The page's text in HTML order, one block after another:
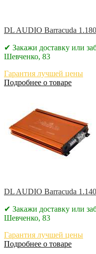
DL AUDIO Barracuda
✔ Закажи доставку или
Шевченко, 83
Гарантия лучшей цены
Подробнее о товаре
DL AUDIO Barracuda
✔ Закажи доставку или
Шевченко, 83
Гарантия лучшей цены
Подробнее о товаре